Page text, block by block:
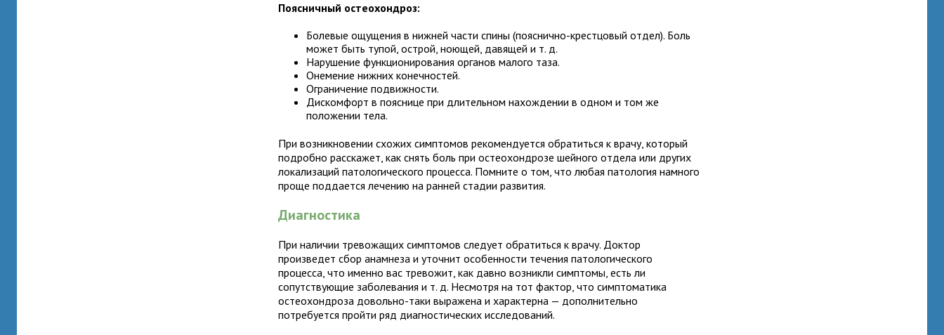
Поясничный остеохондроз:
Болевые ощущения в нижней части спины (пояснично-крестцовый отдел). Боль
может быть тупой, острой, ноющей, давящей и т. д.
Нарушение функционирования органов малого таза.
Онемение нижних конечностей.
Ограничение подвижности.
Дискомфорт в пояснице при длительном нахождении в одном и том же
положении тела.
При возникновении схожих симптомов рекомендуется обратиться к врачу, который
подробно расскажет, как снять боль при остеохондрозе шейного отдела или других
локализаций патологического процесса. Помните о том, что любая патология намного
проще поддается лечению на ранней стадии развития.
Диагностика
При наличии тревожащих симптомов следует обратиться к врачу. Доктор
произведет сбор анамнеза и уточнит особенности течения патологического
процесса, что именно вас тревожит, как давно возникли симптомы, есть ли
сопутствующие заболевания и т. д. Несмотря на тот фактор, что симптоматика
остеохондроза довольно-таки выражена и характерна — дополнительно
потребуется пройти ряд диагностических исследований.